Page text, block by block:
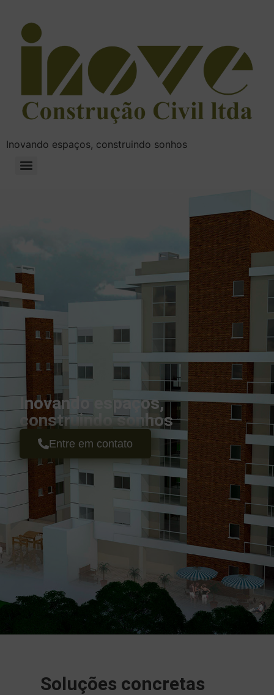
Inovando espaços, construindo sonhos
Inovando espaços,
construindo sonhos
Entre em contato
Soluções concretas